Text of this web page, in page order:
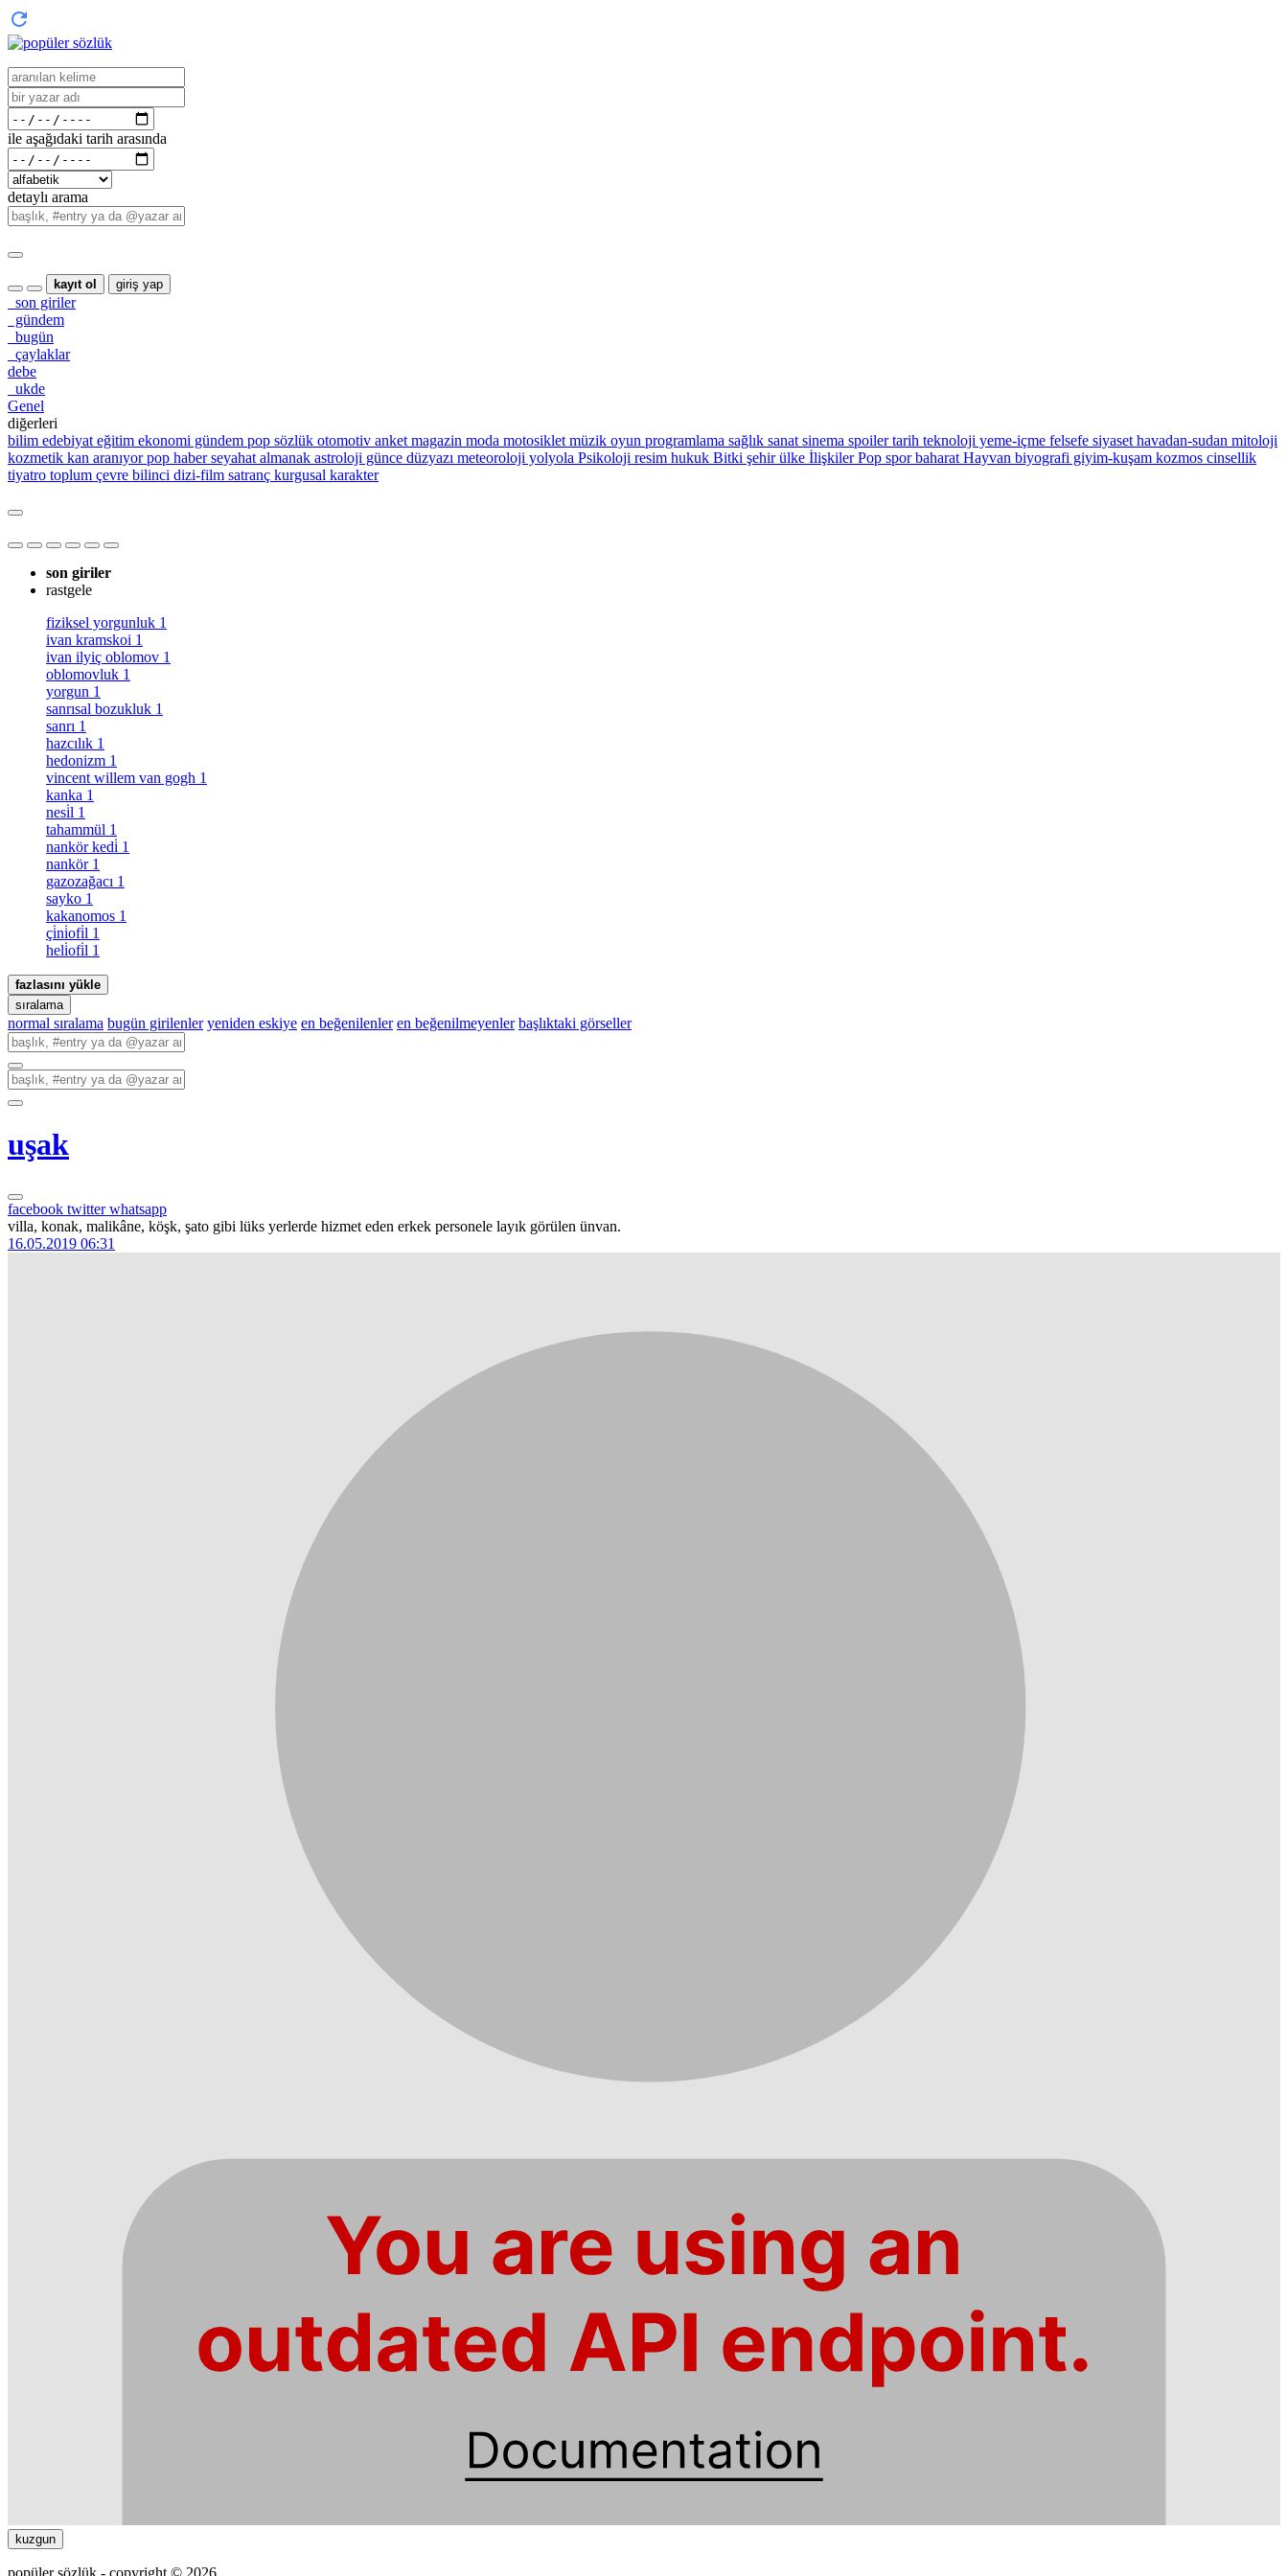
ile aşağıdaki tarih arasında
detaylı arama
kayıt ol giriş yap
son giriler
gündem
bugün
çaylaklar
debe
ukde
Genel
diğerleri
bilim edebiyat eğitim ekonomi gündem pop sözlük otomotiv anket magazin moda motosiklet müzik oyun programlama sağlık sanat sinema spoilertarih teknoloji yeme-içme felsefe siyaset havadan-sudan mitoloji
kozmetik kan aranıyorpop haberseyahat almanak astroloji günce düzyazı meteoroloji yolyola Psikoloji resim hukuk Bitki şehirülke İlişkilerPop sporbaharat Hayvan biyografi giyim-kuşam kozmos cinsellik
tiyatro toplum çevre bilinci dizi-film satranç kurgusal karakter
son giriler
rastgele
fiziksel yorgunluk 1
ivan kramskoi 1
ivan ilyiç oblomov 1
oblomovluk 1
yorgun 1
sanrısal bozukluk 1
sanrı 1
hazcılık 1
hedonizm 1
vincent willem van gogh 1
kanka 1
nesi̇l 1
tahammül 1
nankör kedi̇ 1
nankör 1
gazozağacı 1
sayko 1
kakanomos 1
çi̇ni̇ofi̇l 1
heli̇ofi̇l 1
fazlasını yükle
sıralama
normal sıralama bugün girilenler yeniden eskiye en beğenilenler en beğenilmeyenler başlıktaki görseller
uşak
facebook twitterwhatsapp
villa, konak, malikâne, köşk, şato gibi lüks yerlerde hizmet eden erkek personele layık görülen ünvan.
16.05.2019 06:31
kuzgun
popüler sözlük - copyright © 2026